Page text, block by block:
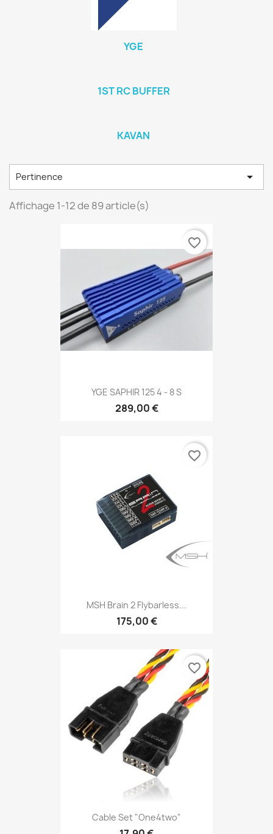
YGE
1ST RC BUFFER
KAVAN
Pertinence 
Affichage 1-12 de 89 article(s)
YGE SAPHIR 125 4 - 8 S
289,00 €
favorite_border
MSH Brain 2 Flybarless...
175,00 €
favorite_border
Cable Set "one4two"
favorite_border